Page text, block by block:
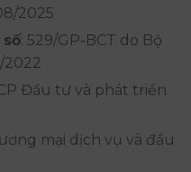
2025
số: 529/GP-BCT do Bộ
2022
Đầu tư và phát triển
mại dịch vụ và đầu